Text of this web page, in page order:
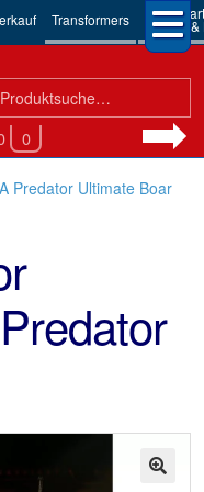
Transformers 3rd
Robots
0
Predator Ultimate Boar